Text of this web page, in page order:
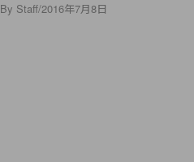
By Staff/2016年7月8日